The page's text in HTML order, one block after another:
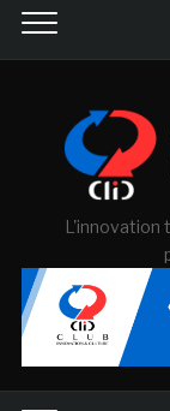
L'innovation